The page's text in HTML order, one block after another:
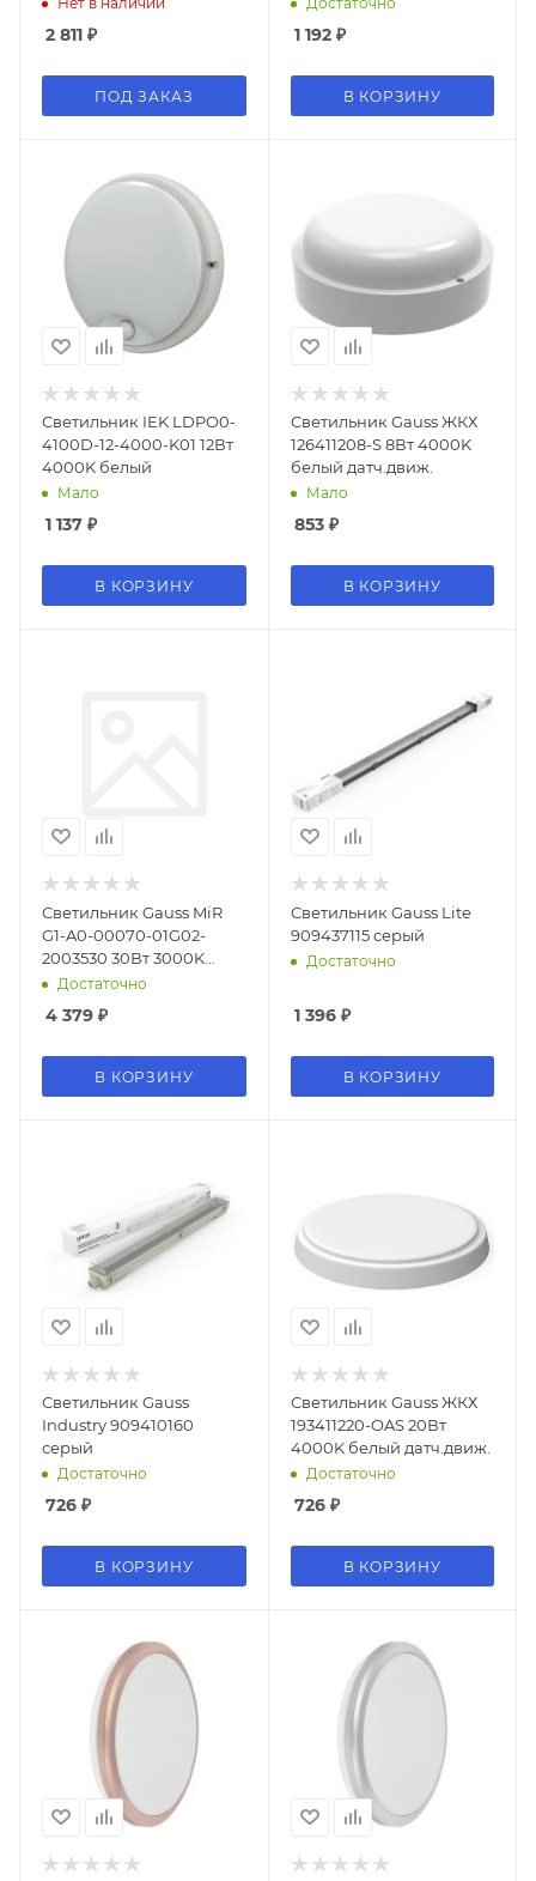
2 811 ₽
ПОД ЗАКАЗ
1 192₽
В КОРЗИНУ
Светильник IEK LDPO0-
4100D-12-4000-K01 12Вт
4000K белый
Мало
1 137 ₽
В КОРЗИНУ
Светильник Gauss ЖКХ
126411208-S 8Вт 4000K
белый датч.движ.
Мало
853₽
В КОРЗИНУ
Светильник Gauss MiR
G1-A0-00070-01G02-
2003530 30Вт 3000K
белый
Достаточно
4 379 ₽
В КОРЗИНУ
Светильник Gauss Lite
909437115 серый
Достаточно
1 396₽
В КОРЗИНУ
Светильник Gauss
Industry 909410160
серый
Достаточно
726 ₽
В КОРЗИНУ
Светильник Gauss ЖКХ
193411220-OAS 20Вт
4000K белый датч.движ.
Достаточно
726₽
В КОРЗИНУ